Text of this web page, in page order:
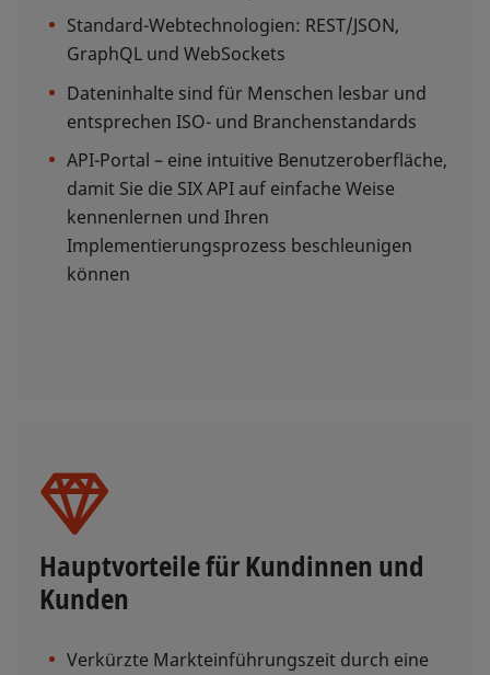
Standard-Webtechnologien: REST/JSON,
GraphQL und WebSockets
Dateninhalte sind für Menschen lesbar und
entsprechen ISO- und Branchenstandards
API-Portal – eine intuitive Benutzeroberfläche,
damit Sie die SIX API auf einfache Weise
kennenlernen und Ihren
Implementierungsprozess beschleunigen
können
Hauptvorteile für Kundinnen und
Kunden
Verkürzte Markteinführungszeit durch eine